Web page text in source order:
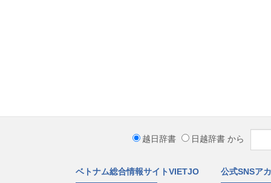
越日辞書 日越辞書 から
ベトナム総合情報サイトVIETJO 公式SNSア